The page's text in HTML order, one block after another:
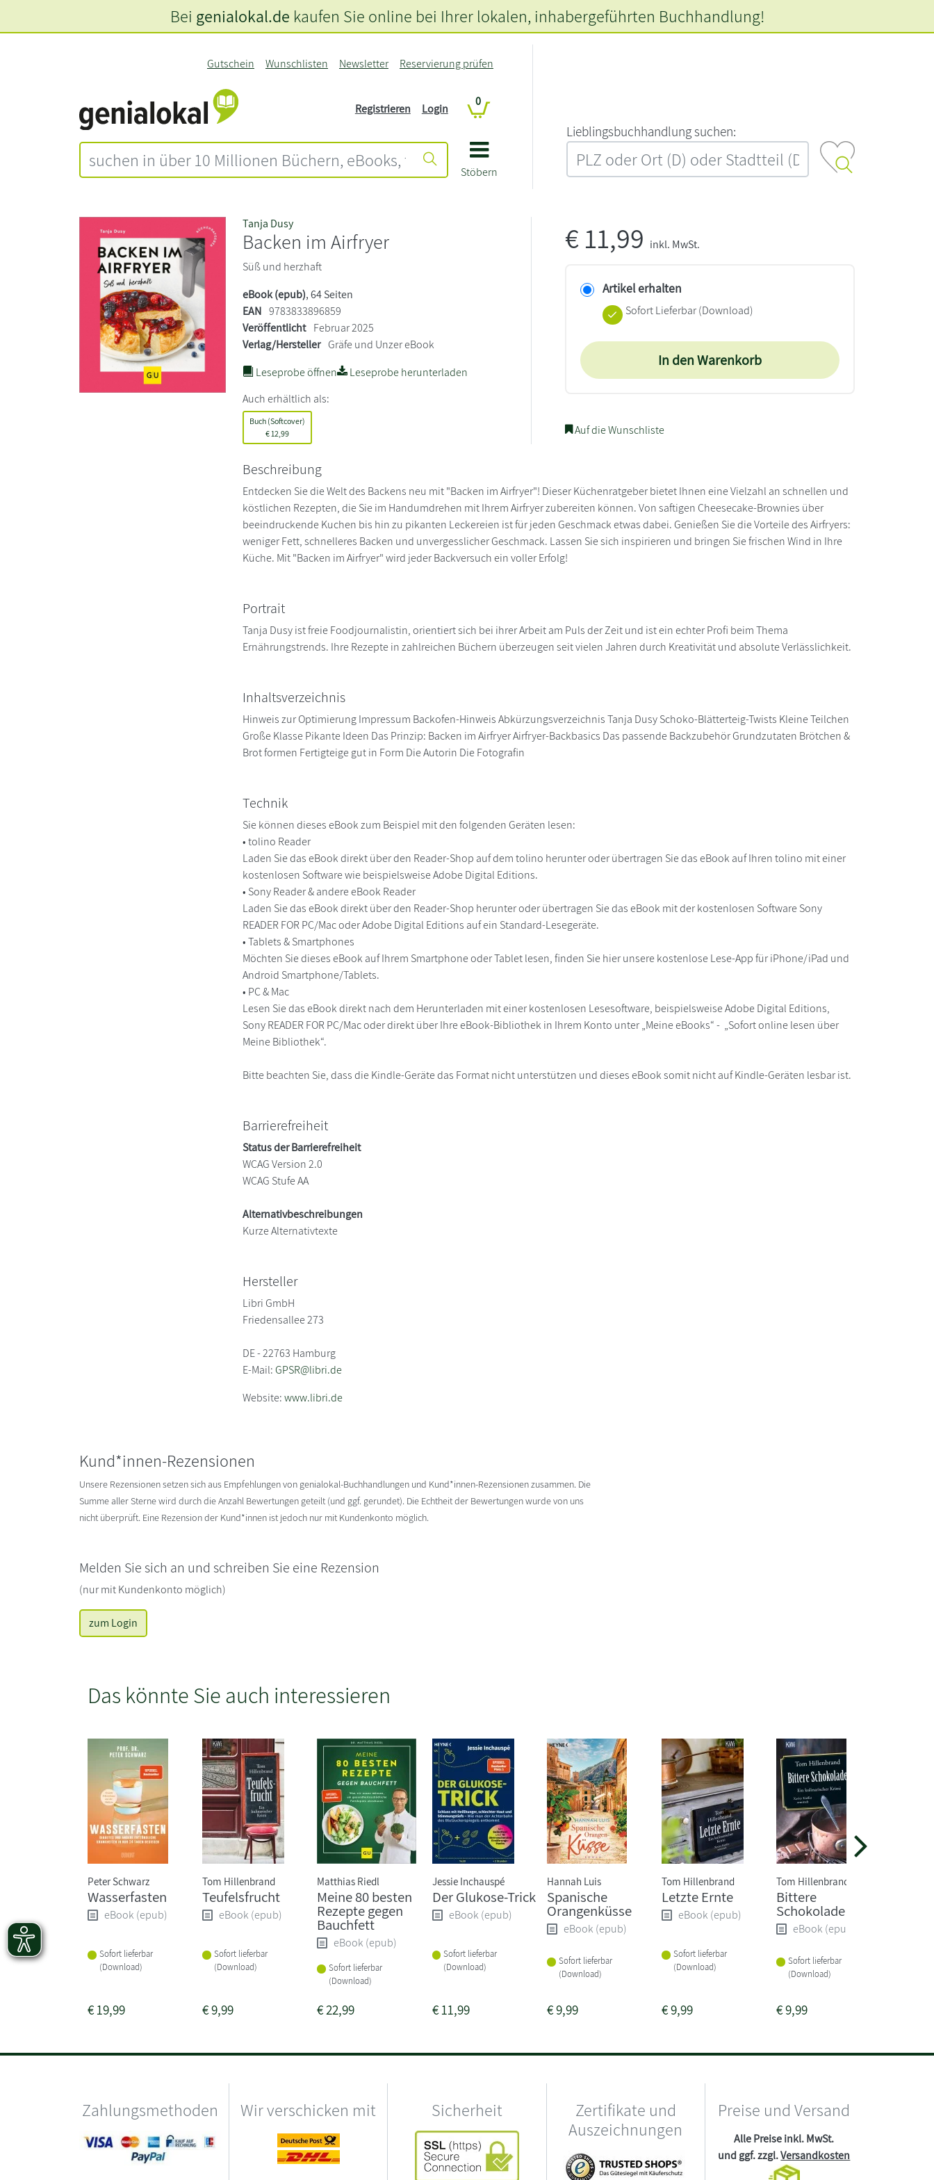
Stöbern
Gutschein Wunschlisten Newsletter Reservierung prüfen
Registrieren Login
0
L‍i‍e‍b‍l‍i‍n‍g‍s‍b‍u‍c‍h‍h‍a‍n‍d‍l‍u‍n‍g‍ ‍s‍u‍c‍h‍e‍n‍:‍
Bei genialokal.de kaufen Sie online bei Ihrer lokalen, inhabergeführten Buchhandlung!
Tanja Dusy
Backen im Airfryer
Süß und herzhaft
eBook (epub), 64 Seiten
EAN 9783833896859
Veröffentlicht Februar 2025
Verlag/Hersteller Gräfe und Unzer eBook
Leseprobe öffnen
Leseprobe herunterladen
Auch erhältlich als:
Buch (Softcover)
€ 12,99
€11,99 inkl. MwSt.
Artikel erhalten
Sofort Lieferbar (Download)
In den Warenkorb
Auf die Wunschliste
Beschreibung
Entdecken Sie die Welt des Backens neu mit "Backen im Airfryer"! Dieser Küchenratgeber bietet Ihnen eine Vielzahl an schnellen und
köstlichen Rezepten, die Sie im Handumdrehen mit Ihrem Airfryer zubereiten können. Von saftigen Cheesecake-Brownies über
beeindruckende Kuchen bis hin zu pikanten Leckereien ist für jeden Geschmack etwas dabei. Genießen Sie die Vorteile des Airfryers:
weniger Fett, schnelleres Backen und unvergesslicher Geschmack. Lassen Sie sich inspirieren und bringen Sie frischen Wind in Ihre
Küche. Mit "Backen im Airfryer" wird jeder Backversuch ein voller Erfolg!
Portrait
Tanja Dusy ist freie Foodjournalistin, orientiert sich bei ihrer Arbeit am Puls der Zeit und ist ein echter Profi beim Thema
Ernährungstrends. Ihre Rezepte in zahlreichen Büchern überzeugen seit vielen Jahren durch Kreativität und absolute Verlässlichkeit.
Inhaltsverzeichnis
Hinweis zur Optimierung Impressum Backofen-Hinweis Abkürzungsverzeichnis Tanja Dusy Schoko-Blätterteig-Twists Kleine Teilchen
Große Klasse Pikante Ideen Das Prinzip: Backen im Airfryer Airfryer-Backbasics Das passende Backzubehör Grundzutaten Brötchen &
Brot formen Fertigteige gut in Form Die Autorin Die Fotografin
Technik
Sie können dieses eBook zum Beispiel mit den folgenden Geräten lesen:
• tolino Reader
Laden Sie das eBook direkt über den Reader-Shop auf dem tolino herunter oder übertragen Sie das eBook auf Ihren tolino mit einer
kostenlosen Software wie beispielsweise Adobe Digital Editions.
• Sony Reader & andere eBook Reader
Laden Sie das eBook direkt über den Reader-Shop herunter oder übertragen Sie das eBook mit der kostenlosen Software Sony
READER FOR PC/Mac oder Adobe Digital Editions auf ein Standard-Lesegeräte.
• Tablets & Smartphones
Möchten Sie dieses eBook auf Ihrem Smartphone oder Tablet lesen, finden Sie hier unsere kostenlose Lese-App für iPhone/iPad und
Android Smartphone/Tablets.
• PC & Mac
Lesen Sie das eBook direkt nach dem Herunterladen mit einer kostenlosen Lesesoftware, beispielsweise Adobe Digital Editions,
Sony READER FOR PC/Mac oder direkt über Ihre eBook-Bibliothek in Ihrem Konto unter „Meine eBooks“ - „Sofort online lesen über
Meine Bibliothek“.
Bitte beachten Sie, dass die Kindle-Geräte das Format nicht unterstützen und dieses eBook somit nicht auf Kindle-Geräten lesbar ist.
Barrierefreiheit
Status der Barrierefreiheit
WCAG Version 2.0
WCAG Stufe AA
Alternativbeschreibungen
Kurze Alternativtexte
Hersteller
Libri GmbH
Friedensallee 273
DE - 22763 Hamburg
E-Mail:GPSR@libri.de
Website:www.libri.de
Kund*innen-Rezensionen
Unsere Rezensionen setzen sich aus Empfehlungen von genialokal-Buchhandlungen und Kund*innen-Rezensionen zusammen. Die
Summe aller Sterne wird durch die Anzahl Bewertungen geteilt (und ggf. gerundet). Die Echtheit der Bewertungen wurde von uns
nicht überprüft. Eine Rezension der Kund*innen ist jedoch nur mit Kundenkonto möglich.
Melden Sie sich an und schreiben Sie eine Rezension
(nur mit Kundenkonto möglich)
zum Login
Das könnte Sie auch interessieren
Peter Schwarz
Wasserfasten
eBook (epub)
Sofort lieferbar
(Download)
€19,99
Tom Hillenbrand
Teufelsfrucht
eBook (epub)
Sofort lieferbar
(Download)
€9,99
Matthias Riedl
Meine 80 besten
Rezepte gegen
Bauchfett
eBook (epub)
Sofort lieferbar
(Download)
€22,99
Jessie Inchauspé
Der Glukose-Trick
eBook (epub)
Sofort lieferbar
(Download)
€11,99
Hannah Luis
Spanische
Orangenküsse
eBook (epub)
Sofort lieferbar
(Download)
€9,99
Tom Hillenbrand
Letzte Ernte
eBook (epub)
Sofort lieferbar
(Download)
€9,99
Tom Hillenbrand
Bittere
Schokolade
eBook (epub)
Sofort lieferbar
(Download)
€9,99
Zahlungsmethoden Wir verschicken mit Sicherheit
Zertifikate und
Auszeichnungen
Preise und Versand
Alle Preise inkl. MwSt.
und ggf. zzgl.Versandkosten